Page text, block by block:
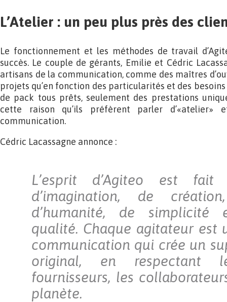
L’Atelier : un peu plus près des
Le fonctionnement et les méthodes de travail
succès. Le couple de gérants, Emilie et Cédric
artisans de la communication, comme des maîtres
projets qu’en fonction des particularités et des
de pack tous prêts, seulement des prestations
cette raison qu’ils préfèrent parler d’«atelier»
communication.
Cédric Lacassagne annonce :
L’esprit d’Agiteo est fait
d’imagination, de
d’humanité, de
qualité. Chaque agitateur est
communication qui crée un
original, en respectant
fournisseurs, les
planète.